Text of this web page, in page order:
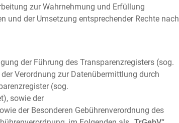
zur Wahrnehmung und Erfüllung
und der Umsetzung entsprechender Rechte nach
der Führung des Transparenzregisters (sog.
Verordnung zur Datenübermittlung durch
(sog.
sowie der
der Besonderen Gebührenverordnung des